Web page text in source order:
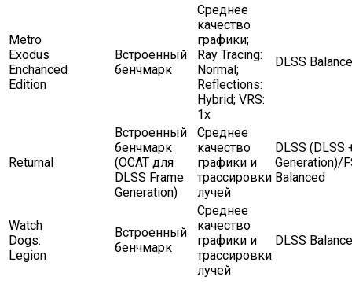
Metro
Exodus
Enchanced
Edition
Встроенный
бенчмарк
Среднее
качество
графики;
Ray Tracing:
Normal;
Reflections:
Hybrid; VRS:
1x
DLSS
Returnal
Встроенный
бенчмарк
(OCAT для
DLSS Frame
Generation)
Среднее
качество
графики и
трассировки
лучей
DLSS (DLSS
Generation)/
Balanced
Watch
Dogs:
Legion
Встроенный
бенчмарк
Среднее
качество
графики и
трассировки
лучей
DLSS